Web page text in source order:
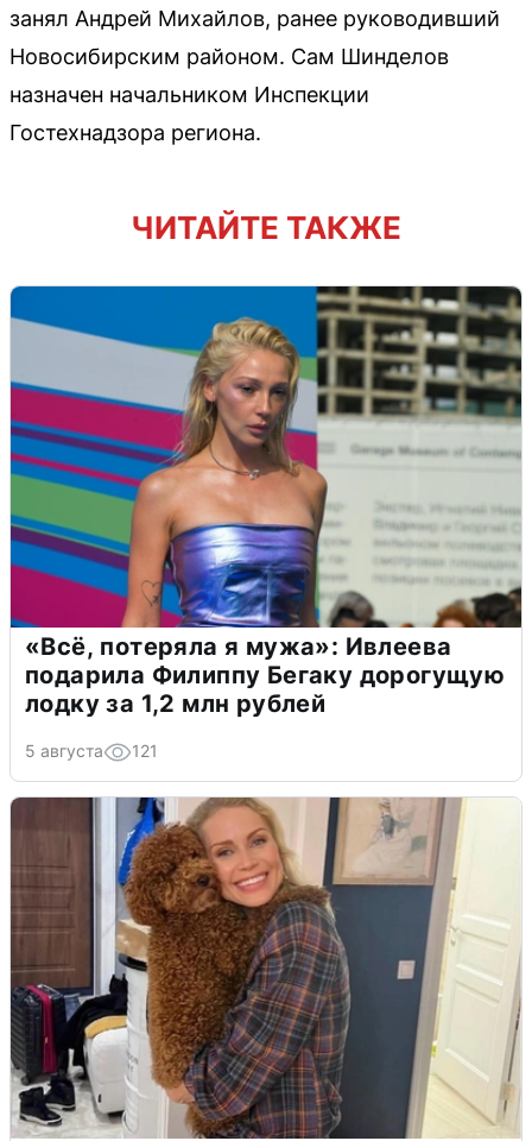
занял Андрей Михайлов, ранее руководивший
Новосибирским районом. Сам Шинделов
назначен начальником Инспекции
Гостехнадзора региона.
ЧИТАЙТЕ ТАКЖЕ
«Всё, потеряла я мужа»: Ивлеева
подарила Филиппу Бегаку дорогущую
лодку за 1,2 млн рублей
5 августа 121